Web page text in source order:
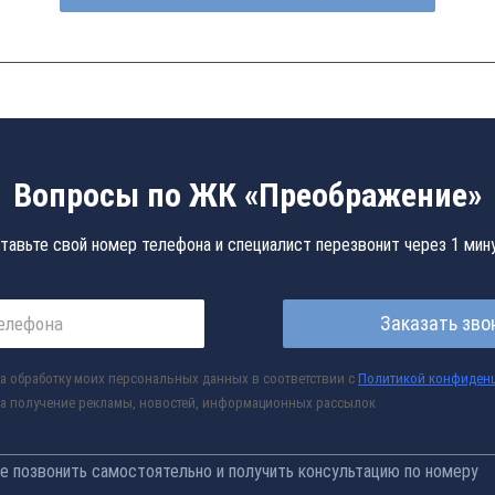
Вопросы по ЖК «Преображение»
свой номер телефона и специалист перезвонит через 1
Заказать
обработку моих персональных данных в соответствии с Политикой
получение рекламы, новостей, информационных рассылок
самостоятельно и получить консультацию по номеру